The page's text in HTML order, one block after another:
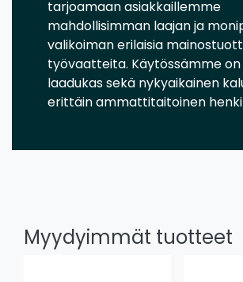
tarjoamaan asiakkaillemme
mahdollisimman laajan ja
valikoiman erilaisia
työvaatteita. Käytössämme
laadukas sekä nykyaikainen
erittäin ammattitaitoinen
Myydyimmät tuotteet